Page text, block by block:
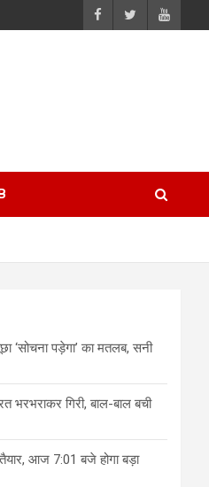
‘सोचना पड़ेगा’ का मतलब, सनी
भरभराकर गिरी, बाल-बाल बची
आज 7:01 बजे होगा बड़ा